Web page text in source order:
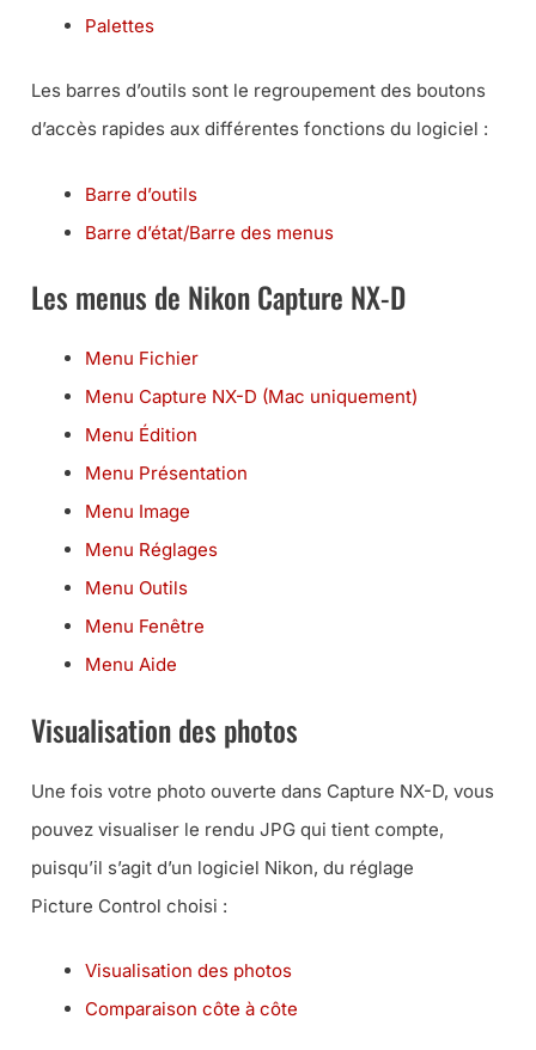
Palettes
Les barres d’outils sont le regroupement des boutons
d’accès rapides aux différentes fonctions du logiciel :
Barre d’outils
Barre d’état/Barre des menus
Les menus de Nikon Capture NX-D
Menu Fichier
Menu Capture NX-D (Mac uniquement)
Menu Édition
Menu Présentation
Menu Image
Menu Réglages
Menu Outils
Menu Fenêtre
Menu Aide
Visualisation des photos
Une fois votre photo ouverte dans Capture NX-D, vous
pouvez visualiser le rendu JPG qui tient compte,
puisqu’il s’agit d’un logiciel Nikon, du réglage
Picture Control choisi :
Visualisation des photos
Comparaison côte à côte